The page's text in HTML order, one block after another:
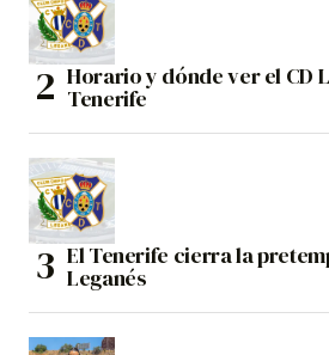
Horario y dónde ver el CD
Tenerife
El Tenerife cierra la
Leganés